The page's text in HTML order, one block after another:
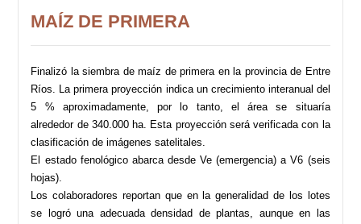
MAÍZ DE PRIMERA
Finalizó la siembra de maíz de primera en la provincia de Entre
Ríos. La primera proyección indica un crecimiento interanual del
5 % aproximadamente, por lo tanto, el área se situaría
alrededor de 340.000 ha. Esta proyección será verificada con la
clasificación de imágenes satelitales.
El estado fenológico abarca desde Ve (emergencia) a V6 (seis
hojas).
Los colaboradores reportan que en la generalidad de los lotes
se logró una adecuada densidad de plantas, aunque en las